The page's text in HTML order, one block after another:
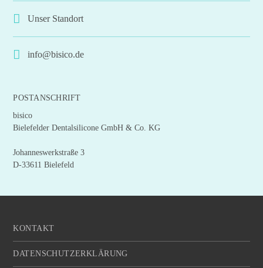
Unser Standort
info@bisico.de
POSTANSCHRIFT
bisico
Bielefelder Dentalsilicone GmbH & Co. KG
Johanneswerkstraße 3
D-33611 Bielefeld
KONTAKT
DATENSCHUTZERKLÄRUNG